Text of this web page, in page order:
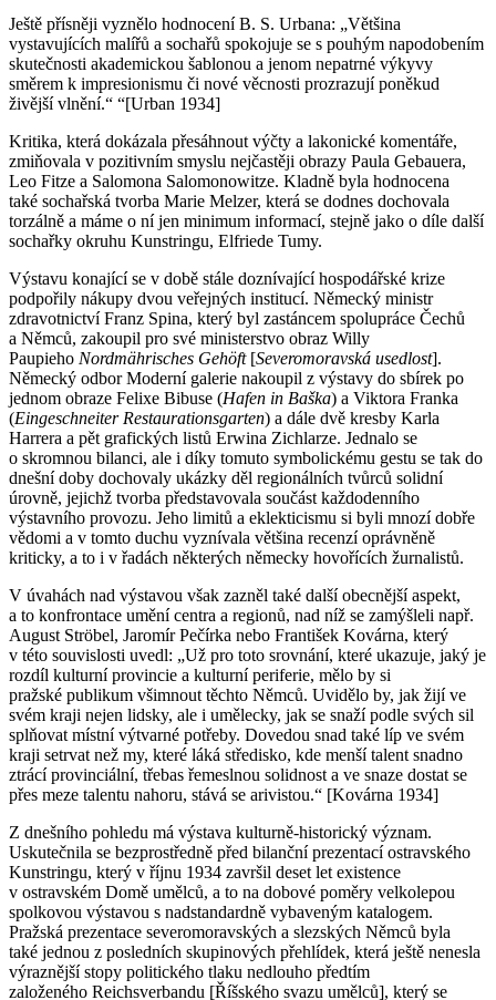
Ještě přísněji vyznělo hodnocení B. S. Urbana: „Většina
vystavujících malířů a sochařů spokojuje se s pouhým napodobením
skutečnosti akademickou šablonou a jenom nepatrné výkyvy
směrem k impresionismu či nové věcnosti prozrazují poněkud
živější vlnění.“ “[Urban 1934]
Kritika, která dokázala přesáhnout výčty a lakonické komentáře,
zmiňovala v pozitivním smyslu nejčastěji obrazy Paula Gebauera,
Leo Fitze a Salomona Salomonowitze. Kladně byla hodnocena
také sochařská tvorba Marie Melzer, která se dodnes dochovala
torzálně a máme o ní jen minimum informací, stejně jako o díle další
sochařky okruhu Kunstringu, Elfriede Tumy.
Výstavu konající se v době stále doznívající hospodářské krize
podpořily nákupy dvou veřejných institucí. Německý ministr
zdravotnictví Franz Spina, který byl zastáncem spolupráce Čechů
a Němců, zakoupil pro své ministerstvo obraz Willy
Paupieho Nordmährisches Gehöft [Severomoravská usedlost].
Německý odbor Moderní galerie nakoupil z výstavy do sbírek po
jednom obraze Felixe Bibuse (Hafen in Baška) a Viktora Franka
(Eingeschneiter Restaurationsgarten) a dále dvě kresby Karla
Harrera a pět grafických listů Erwina Zichlarze. Jednalo se
o skromnou bilanci, ale i díky tomuto symbolickému gestu se tak do
dnešní doby dochovaly ukázky děl regionálních tvůrců solidní
úrovně, jejichž tvorba představovala součást každodenního
výstavního provozu. Jeho limitů a eklekticismu si byli mnozí dobře
vědomi a v tomto duchu vyznívala většina recenzí oprávněně
kriticky, a to i v řadách některých německy hovořících žurnalistů.
V úvahách nad výstavou však zazněl také další obecnější aspekt,
a to konfrontace umění centra a regionů, nad níž se zamýšleli např.
August Ströbel, Jaromír Pečírka nebo František Kovárna, který
v této souvislosti uvedl: „Už pro toto srovnání, které ukazuje, jaký je
rozdíl kulturní provincie a kulturní periferie, mělo by si
pražské publikum všimnout těchto Němců. Uvidělo by, jak žijí ve
svém kraji nejen lidsky, ale i umělecky, jak se snaží podle svých sil
splňovat místní výtvarné potřeby. Dovedou snad také líp ve svém
kraji setrvat než my, které láká středisko, kde menší talent snadno
ztrácí provinciální, třebas řemeslnou solidnost a ve snaze dostat se
přes meze talentu nahoru, stává se arivistou.“ [Kovárna 1934]
Z dnešního pohledu má výstava kulturně-historický význam.
Uskutečnila se bezprostředně před bilanční prezentací ostravského
Kunstringu, který v říjnu 1934 završil deset let existence
v ostravském Domě umělců, a to na dobové poměry velkolepou
spolkovou výstavou s nadstandardně vybaveným katalogem.
Pražská prezentace severomoravských a slezských Němců byla
také jednou z posledních skupinových přehlídek, která ještě nenesla
výraznější stopy politického tlaku nedlouho předtím
založeného Reichsverbandu [Říšského svazu umělců], který se